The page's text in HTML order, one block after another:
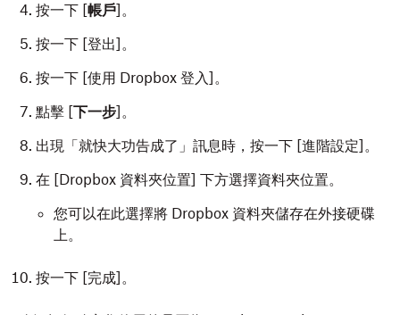
按一下 [帳戶]。
按一下 [登出]。
按一下 [使用 Dropbox 登入] 。
點擊 [下一步]。
出現「就快大功告成了」訊息時，按一下 [進階設定] 。
在 [Dropbox 資料夾位置] 下方選擇資料夾位置。
您可以在此選擇將 Dropbox 資料夾儲存在外接硬碟
上。
按一下 [完成]。